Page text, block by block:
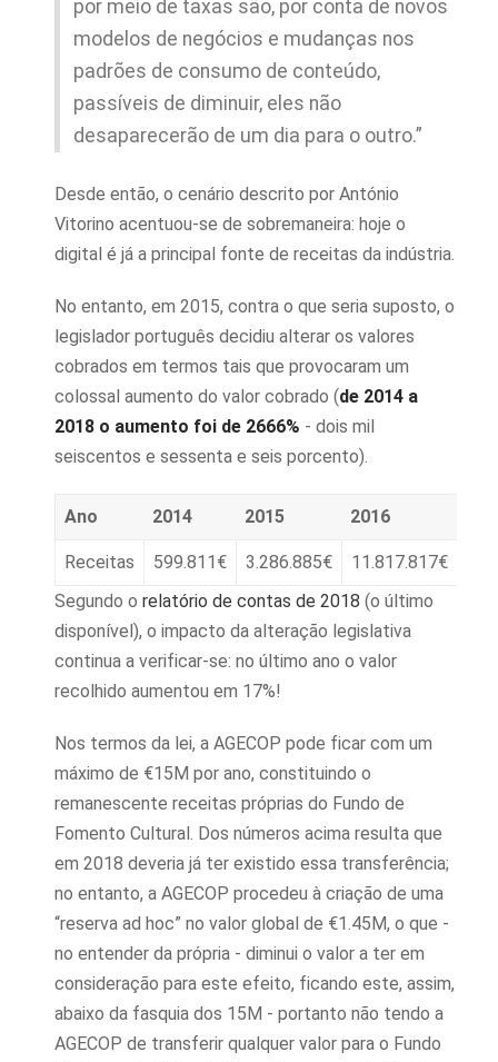
por meio de taxas são, por conta de novos
modelos de negócios e mudanças nos
padrões de consumo de conteúdo,
passíveis de diminuir, eles não
desaparecerão de um dia para o outro.”
Desde então, o cenário descrito por António
Vitorino acentuou-se de sobremaneira: hoje o
digital é já a principal fonte de receitas da indústria.
No entanto, em 2015, contra o que seria suposto, o
legislador português decidiu alterar os valores
cobrados em termos tais que provocaram um
colossal aumento do valor cobrado (de 2014 a
2018 o aumento foi de 2666% - dois mil
seiscentos e sessenta e seis porcento).
Ano 2014 2015 2016
Receitas 599.811€ 3.286.885€ 11.817.817€
Segundo o relatório de contas de 2018 (o último
disponível), o impacto da alteração legislativa
continua a verificar-se: no último ano o valor
recolhido aumentou em 17%!
Nos termos da lei, a AGECOP pode ficar com um
máximo de €15M por ano, constituindo o
remanescente receitas próprias do Fundo de
Fomento Cultural. Dos números acima resulta que
em 2018 deveria já ter existido essa transferência;
no entanto, a AGECOP procedeu à criação de uma
“reserva ad hoc” no valor global de €1.45M, o que -
no entender da própria - diminui o valor a ter em
consideração para este efeito, ficando este, assim,
abaixo da fasquia dos 15M - portanto não tendo a
AGECOP de transferir qualquer valor para o Fundo